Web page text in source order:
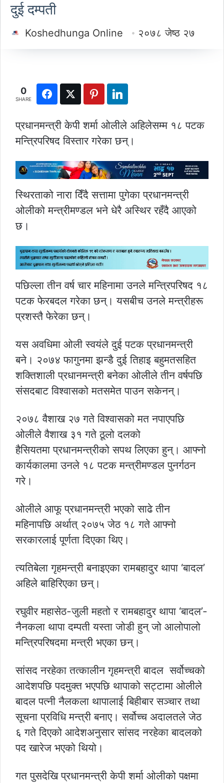
दुई दम्पती
Koshedhunga Online २०७८ जेष्ठ २७
0
SHARE
प्रधानमन्त्री केपी शर्मा ओलीले अहिलेसम्म १८ पटक
मन्त्रिपरिषद विस्तार गरेका छन्।
स्थिरताको नारा दिँदै सत्तामा पुगेका प्रधानमन्त्री
ओलीको मन्त्रीमण्डल भने धेरै अस्थिर रहँदै आएको
छ।
पछिल्ला तीन वर्ष चार महिनामा उनले मन्त्रिपरिषद १८
पटक फेरबदल गरेका छन्। यसबीच उनले मन्त्रीहरू
प्रशस्तै फेरेका छन्।
यस अवधिमा ओली स्वयंले दुई पटक प्रधानमन्त्री
बने। २०७४ फागुनमा झन्डै दुई तिहाइ बहुमतसहित
शक्तिशाली प्रधानमन्त्री बनेका ओलीले तीन वर्षपछि
संसदबाट विश्वासको मतसमेत पाउन सकेनन्।
२०७८ वैशाख २७ गते विश्वासको मत नपाएपछि
ओलीले वैशाख ३१ गते ठूलो दलको
हैसियतमा प्रधानमन्त्रीको सपथ लिएका हुन्। आफ्नो
कार्यकालमा उनले १८ पटक मन्त्रीमण्डल पुनर्गठन
गरे।
ओलीले आफू प्रधानमन्त्री भएको साढे तीन
महिनापछि अर्थात् २०७५ जेठ १८ गते आफ्नो
सरकारलाई पूर्णता दिएका थिए।
त्यतिबेला गृहमन्त्री बनाइएका रामबहादुर थापा ‘बादल’
अहिले बाहिरिएका छन्।
रघुवीर महासेठ-जुली महतो र रामबहादुर थापा ‘बादल’-
नैनकला थापा दम्पती यस्ता जोडी हुन् जो आलोपालो
मन्त्रिपरिषदमा मन्त्री भएका छन्।
सांसद नरहेका तत्कालीन गृहमन्त्री बादल सर्वोच्चको
आदेशपछि पदमुक्त भएपछि थापाको सट्टामा ओलीले
बादल पत्नी नैलकला थापालाई बिहीबार सञ्चार तथा
सूचना प्रविधि मन्त्री बनाए। सर्वोच्च अदालतले जेठ
६ गते दिएको आदेशअनुसार सांसद नरहेका बादलको
पद खारेज भएको थियो।
गत पुसदेखि प्रधानमन्त्री केपी शर्मा ओलीको पक्षमा